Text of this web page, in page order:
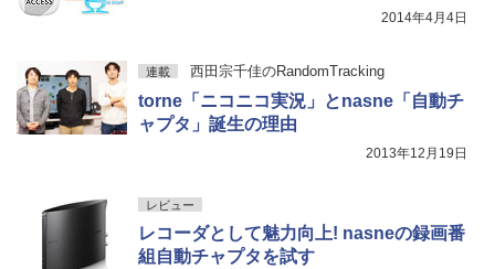
2014年4月4日
連載 西田宗千佳のRandomTracking
torne「ニコニコ実況」とnasne「自動チ
ャプタ」誕生の理由
2013年12月19日
レビュー
レコーダとして魅力向上! nasneの録画番
組自動チャプタを試す